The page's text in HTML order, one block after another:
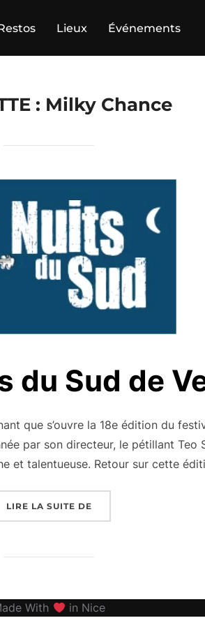
Lieux Événements
: Milky Chance
du Sud de
que s’ouvre la 18e édition du
par son directeur, le pétillant Teo
et talentueuse. Retour sur cette
LIRE LA SUITE DE« ARTISTES DES NUITS
With in Nice